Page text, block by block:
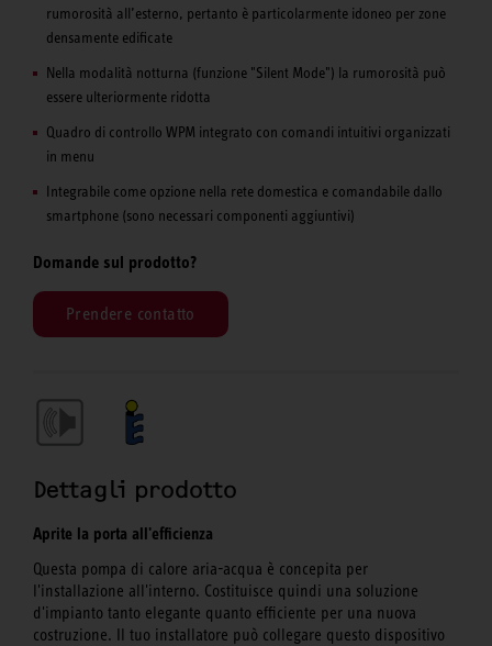
rumorosità all’esterno, pertanto è particolarmente idoneo per zone
densamente edificate
Nella modalità notturna (funzione "Silent Mode") la rumorosità può
essere ulteriormente ridotta
Quadro di controllo WPM integrato con comandi intuitivi organizzati
in menu
Integrabile come opzione nella rete domestica e comandabile dallo
smartphone (sono necessari componenti aggiuntivi)
Domande sul prodotto?
Prendere contatto
Dettagli prodotto
Aprite la porta all'efficienza
Questa pompa di calore aria-acqua è concepita per
l'installazione all'interno. Costituisce quindi una soluzione
d'impianto tanto elegante quanto efficiente per una nuova
costruzione. Il tuo installatore può collegare questo dispositivo